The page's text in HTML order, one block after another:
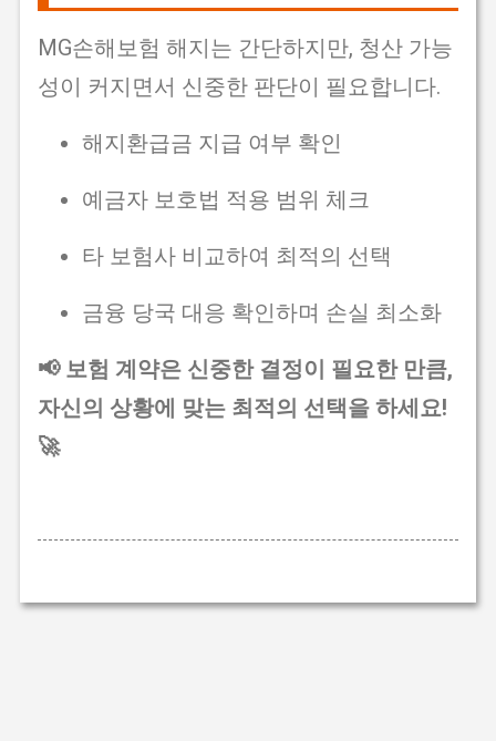
MG손해보험 해지는 간단하지만, 청산 가능
성이 커지면서 신중한 판단이 필요합니다.
해지환급금 지급 여부 확인
예금자 보호법 적용 범위 체크
타 보험사 비교하여 최적의 선택
금융 당국 대응 확인하며 손실 최소화
📢 보험 계약은 신중한 결정이 필요한 만큼,
자신의 상황에 맞는 최적의 선택을 하세요!
🚀